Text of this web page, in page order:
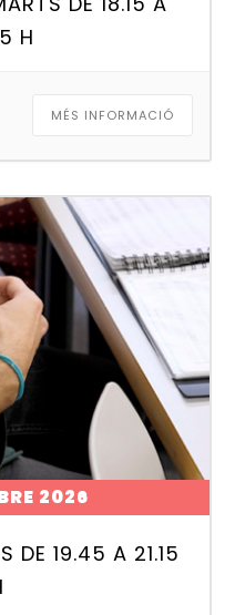
H
MÉS INFORMACIÓ
2026
DE 19.45 A 21.15